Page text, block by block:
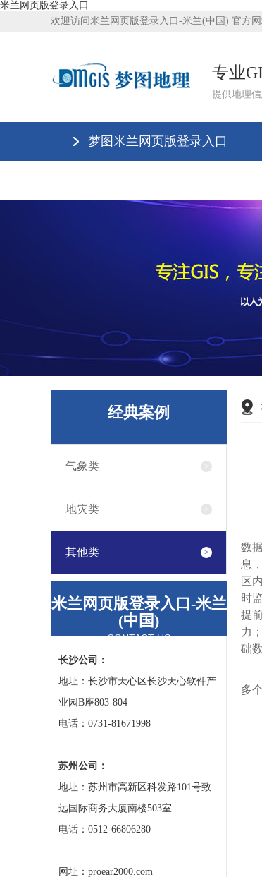
米兰网页版登录入口
欢迎访问米兰网页版登录入口-米兰(中国) 官方网
专业
提供地理
梦图米兰网页版登录入口
经典案例
气象类
地灾类
其他类
米兰网页版登录入口-米兰
(中国)
CONTACT US
长沙公司：
地址：长沙市天心区长沙天心软件产
业园B座803-804
电话：0731-81671998
苏州公司：
地址：苏州市高新区科发路101号致
远国际商务大厦南楼503室
电话：0512-66806280
网址：proear2000.com
数
息
区
时
提
力
础
多